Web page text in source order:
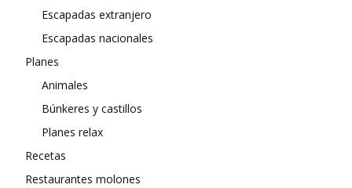
Escapadas extranjero
Escapadas nacionales
Planes
Animales
Búnkeres y castillos
Planes relax
Recetas
Restaurantes molones